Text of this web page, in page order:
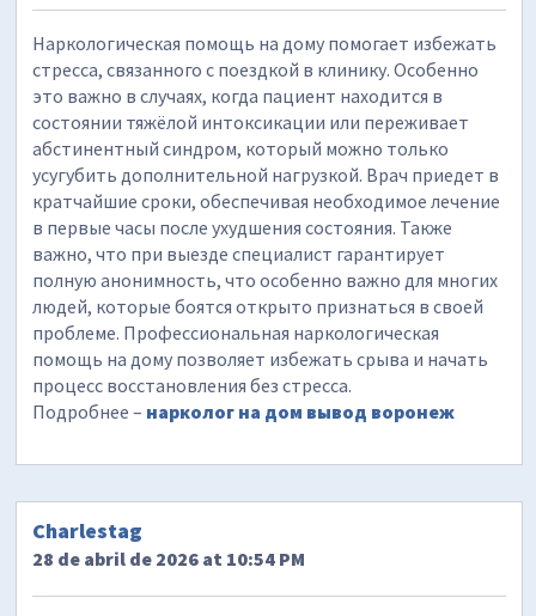
Наркологическая помощь на дому помогает избежать
стресса, связанного с поездкой в клинику. Особенно
это важно в случаях, когда пациент находится в
состоянии тяжёлой интоксикации или переживает
абстинентный синдром, который можно только
усугубить дополнительной нагрузкой. Врач приедет в
кратчайшие сроки, обеспечивая необходимое лечение
в первые часы после ухудшения состояния. Также
важно, что при выезде специалист гарантирует
полную анонимность, что особенно важно для многих
людей, которые боятся открыто признаться в своей
проблеме. Профессиональная наркологическая
помощь на дому позволяет избежать срыва и начать
процесс восстановления без стресса.
Подробнее – нарколог на дом вывод воронеж
Charlestag
28 de abril de 2026 at 10:54 PM